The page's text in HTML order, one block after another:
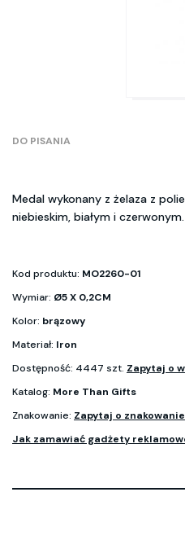
DO PISANIA
Medal wykonany z żelaza z
niebieskim, białym i
Kod produktu: MO2260-01
Wymiar: Ø5 X 0,2CM
Kolor: brązowy
Materiał: Iron
Dostępność: 4447 szt. Zapytaj o
Katalog: More Than Gifts
Znakowanie: Zapytaj o znakowanie
Jak zamawiać gadżety